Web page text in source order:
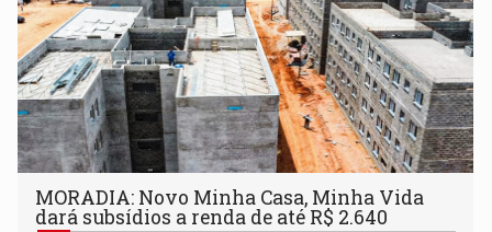
MORADIA: Novo Minha Casa, Minha Vida
dará subsídios a renda de até R$ 2.640